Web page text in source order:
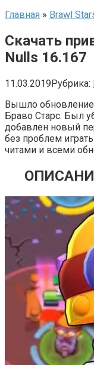
Главная » Brawl
Скачать
Nulls 16.167
11.03.2019Рубрика:
Вышло обновление
Браво Старс. Был
добавлен новый
без проблем
читами и всеми